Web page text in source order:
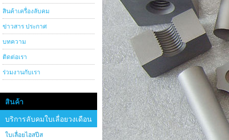
สินค้าเครื่องลับคม
ข่าวสาร ประกาศ
บทความ
ติดต่อเรา
ร่วมงานกับเรา
สินค้า
บริการลับคมใบเลื่อยวงเดือน
ใบเลื่อยไฮสปีส